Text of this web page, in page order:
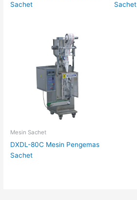
Sachet
Sachet
Mesin Sachet
DXDL-80C Mesin Pengemas
Sachet